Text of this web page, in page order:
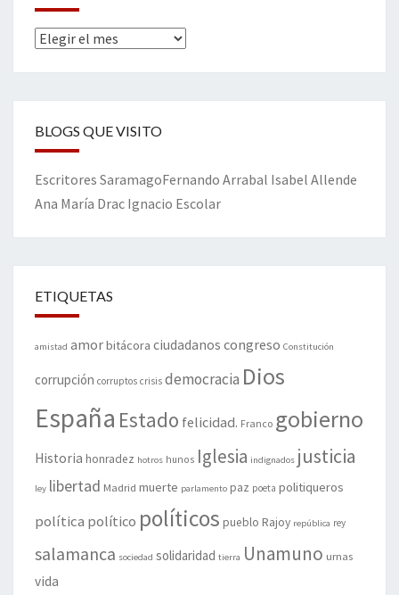
Archivos
BLOGS QUE VISITO
Escritores SaramagoFernando Arrabal Isabel Allende
Ana María Drac Ignacio Escolar
ETIQUETAS
amistad amorbitácora ciudadanos congreso Constitución
corrupción corruptos crisis democracia Dios
España Estado felicidad. Franco gobierno
Historia honradez hotros hunos Iglesia indignados justicia
ley libertad Madrid muerte parlamento paz poeta politiqueros
política político políticos pueblo Rajoy república rey
salamanca sociedad solidaridad tierra Unamuno urnas
vida